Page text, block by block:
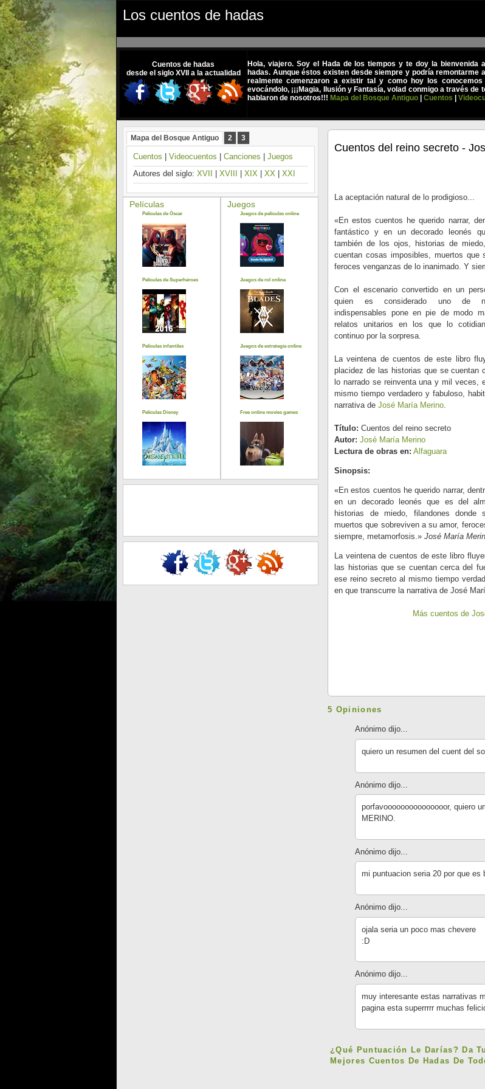
Los cuentos de hadas
Cuentos de hadas
desde el siglo XVII a la actualidad
Hola, viajero. Soy el Hada de los tiempos y te doy la bienvenida
hadas. Aunque éstos existen desde siempre y podría remontarme
realmente comenzaron a existir tal y como hoy los
evocándolo, ¡¡¡Magia, Ilusión y Fantasía, volad conmigo a través de
hablaron de nosotros!!! Mapa del Bosque Antiguo Cuentos
Cuentos del reino secreto -
La aceptación natural de lo prodigioso...
«En estos cuentos he querido narrar,
fantástico y en un decorado leonés
también de los ojos, historias de
cuentan cosas imposibles, muertos que
feroces venganzas de lo inanimado. Y
Con el escenario convertido en un
quien es considerado uno de
indispensables pone en pie de modo
relatos unitarios en los que lo
continuo por la sorpresa.
La veintena de cuentos de este libro
placidez de las historias que se cuentan
lo narrado se reinventa una y mil veces,
mismo tiempo verdadero y fabuloso,
narrativa deJosé María Merino.
Título: Cuentos del reino secreto
Autor: José María Merino
Lectura de obras en: Alfaguara
Sinopsis:
«En estos cuentos he querido narrar,
en un decorado leonés que es del
historias de miedo, filandones donde
muertos que sobreviven a su amor,
siempre, metamorfosis.»José María
La veintena de cuentos de este libro
las historias que se cuentan cerca del
ese reino secreto al mismo tiempo
en que transcurre la narrativa de José
Más cuentos de
5 Opiniones
Anónimo dijo...
quiero un resumen del cuent del
Anónimo dijo...
porfavooooooooooooooor, quiero
MERINO.
Anónimo dijo...
mi puntuacion seria 20 por que es
Anónimo dijo...
ojala seria un poco mas chevere
:D
Anónimo dijo...
muy interesante estas narrativas
pagina esta superrrrr muchas
¿Qué Puntuación Le Darías? Da
Mejores Cuentos De Hadas De
Mapa del Bosque Antiguo 2 3
Cuentos Videocuentos Canciones
Juegos
Autores del siglo: XVII XVIII XIX XX XXI
Películas
Películas de Óscar
Películas de Superhéroes
Películas infantiles
Películas Disney
Juegos
Juegos de películas online
Juegos de rol online
Juegos de estrategia online
Free online movies games